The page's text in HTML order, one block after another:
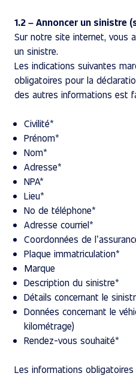
1.2 – Annoncer un sinistre
Sur notre site internet, vous
un sinistre.
Les indications suivantes
obligatoires pour la
des autres informations est
Civilité*
Prénom*
Nom*
Adresse*
NPA*
Lieu*
No de téléphone*
Adresse courriel*
Coordonnées de
Plaque immatriculation*
Marque
Description du sinistre*
Détails concernant le
Données concernant le
kilométrage)
Rendez-vous souhaité*
Les informations